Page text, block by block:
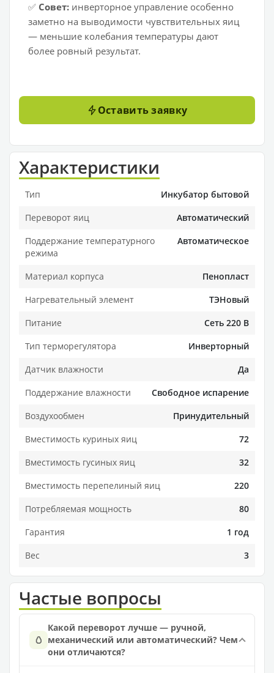
✅ Совет: инверторное управление особенно
заметно на выводимости чувствительных яиц
— меньшие колебания температуры дают
более ровный результат.
Оставить заявку
Характеристики
Тип
Инкубатор бытовой
Переворот яиц
Автоматический
Поддержание температурного
режима
Автоматическое
Материал корпуса
Пенопласт
Нагревательный элемент
ТЭНовый
Питание
Сеть 220 В
Тип терморегулятора
Инверторный
Датчик влажности
Да
Поддержание влажности
Свободное испарение
Воздухообмен
Принудительный
Вместимость куриных яиц
72
Вместимость гусиных яиц
32
Вместимость перепелиный яиц
220
Потребляемая мощность
80
Гарантия
1 год
Вес
3
Частые вопросы
🥚
Какой переворот лучше — ручной,
механический или автоматический? Чем
они отличаются?